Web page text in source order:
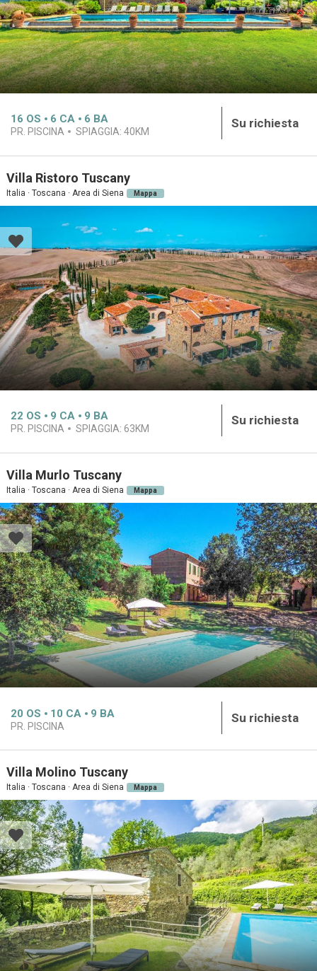
16 OS 6 CA 6 BA
PR. PISCINA SPIAGGIA: 40KM
Su richiesta
Villa Ristoro Tuscany
Italia · Toscana · Area di Siena Mappa
22 OS 9 CA 9 BA
PR. PISCINA SPIAGGIA: 63KM
Su richiesta
Villa Murlo Tuscany
Italia · Toscana · Area di Siena Mappa
20 OS 10 CA 9 BA
PR. PISCINA
Su richiesta
Villa Molino Tuscany
Italia · Toscana · Area di Siena Mappa